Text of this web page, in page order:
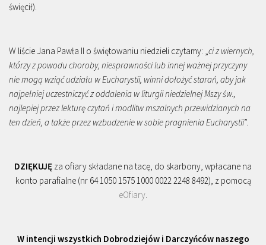
święcił).
W liście Jana Pawła II o świętowaniu niedzieli czytamy: „ ci z wiernych,
którzy z powodu choroby, niesprawności lub innej ważnej przyczyny
nie mogą wziąć udziału w Eucharystii, winni dołożyć starań, aby jak
najpełniej uczestniczyć z oddalenia w liturgii niedzielnej Mszy św.,
najlepiej przez lekturę czytań i modlitw mszalnych przewidzianych na
ten dzień, a także przez wzbudzenie w sobie pragnienia Eucharystii”.
DZIĘKUJĘ za ofiary składane na tacę, do skarbony, wpłacane na
konto parafialne (nr 64 1050 1575 1000 0022 2248 8492), z pomocą
eOfiary
W intencji wszystkich Dobrodziejów i Darczyńców naszego